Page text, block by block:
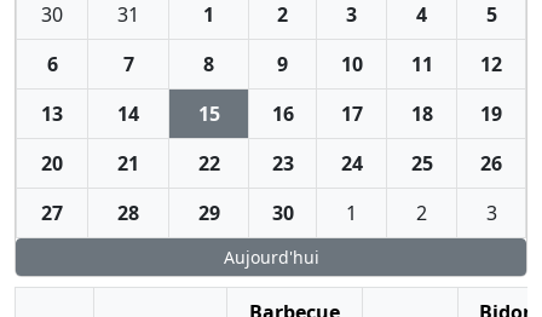
30
31 1 2 3 4
5
6
7 8 9 10 11
12
13
14 15 16 17 18
19
20
21 22 23 24 25
26
27
28 29 30 1 2 3
Aujourd'hui